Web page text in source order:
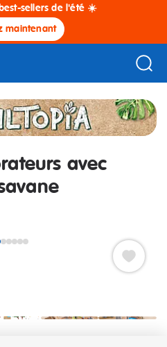
sellers de l'été ☀️
maintenant
avec